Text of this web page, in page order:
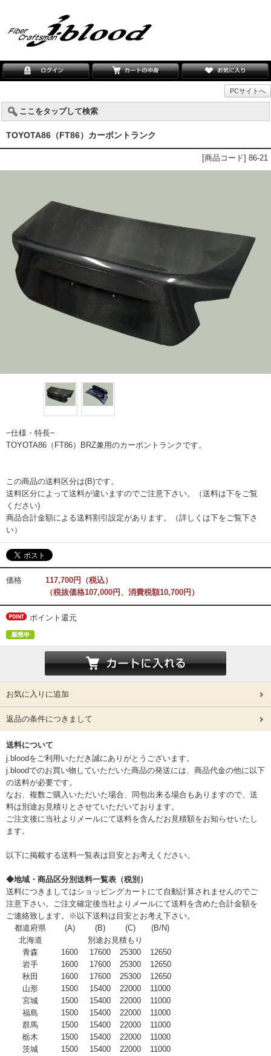
PCサイトへ
ここをタップして検索
TOYOTA86（FT86）カーボントランク
[商品コード] 86-21
−仕様・特長−
TOYOTA86（FT86）BRZ兼用のカーボントランクです。
この商品の送料区分は(B)です。
送料区分によって送料が違いますのでご注意下さい。（送料は下をご覧
ください)
商品合計金額による送料割引設定があります。（詳しくは下をご覧下さ
い）
価格
117,700円（税込）
（税抜価格107,000円、消費税額10,700円）
ポイント還元
お気に入りに追加
返品の条件につきまして
送料について
j.bloodをご利用いただき誠にありがとうございます。
j.bloodでのお買い物していただいた商品の発送には、商品代金の他に以下
の送料が必要です。
なお、複数ご購入いただいた場合、同包出来る場合もありますので、送
料は別途お見積りとさせていただいております。
ご注文後に当社よりメールにて送料を含んだお見積額をお知らせいたし
ます。
以下に掲載する送料一覧表は目安とお考えください。
◆地域・商品区分別送料一覧表（税別）
送料につきましてはショッピングカートにて自動計算されませんのでご
注意下さい。ご注文確定後当社よりメールにて送料を含めた合計金額を
ご連絡致します。※以下送料は目安とお考え下さい。
都道府県
(A) (B) (C)
(B/N)
北海道
別途お見積もり
青森
1600 17600 25300
12650
岩手
1600 17600 25300
12650
秋田
1600 17600 25300
12650
山形
1500 15400 22000
11000
宮城
1500 15400 22000
11000
福島
1500 15400 22000
11000
群馬
1500 15400 22000
11000
栃木
1500 15400 22000
11000
茨城
1500 15400 22000
11000